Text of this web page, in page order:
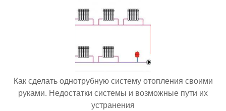
Как сделать однотрубную систему отопления своими
руками. Недостатки системы и возможные пути их
устранения